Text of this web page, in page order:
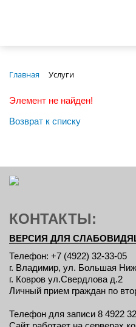
Главная Услуги
Элемент не найден!
Возврат к списку
КОНТАКТЫ:
ВЕРСИЯ ДЛЯ
Телефон: +7 (4922) 32-33-05
г. Владимир, ул. Большая
г. Ковров ул.Свердлова д.2
Личный прием граждан по
Телефон для записи 8 4922